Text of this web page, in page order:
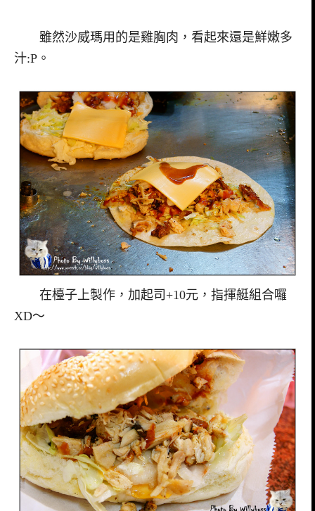
雖然沙威瑪用的是雞胸肉，看起來還是鮮嫩多
汁:P。
在檯子上製作，加起司+10元，指揮艇組合囉
XD～